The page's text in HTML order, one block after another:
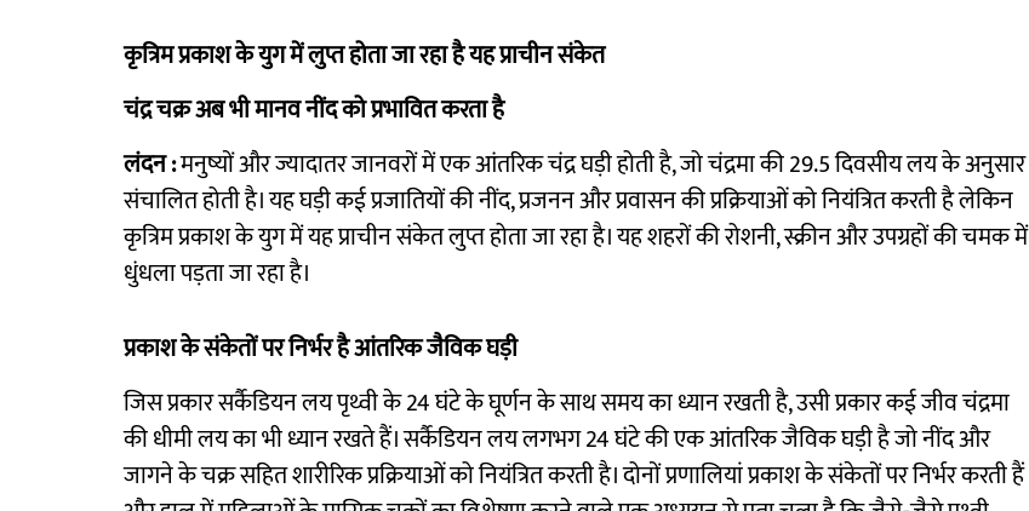
कृत्रिम प्रकाश के युग में लुप्त होता जा रहा है यह प्राचीन संकेत
चंद्र चक्र अब भी मानव नींद को प्रभावित करता है
लंदन :मनुष्यों और ज्यादातर जानवरों में एक आंतरिक चंद्र घड़ी होती है, जो चंद्रमा की 29.5 दिवसीय लय के अनुसार
संचालित होती है। यह घड़ी कई प्रजातियों की नींद, प्रजनन और प्रवासन की प्रक्रियाओं को नियंत्रित करती है लेकिन
कृत्रिम प्रकाश के युग में यह प्राचीन संकेत लुप्त होता जा रहा है। यह शहरों की रोशनी, स्क्रीन और उपग्रहों की चमक में
धुंधला पड़ता जा रहा है।
प्रकाश के संकेतों पर निर्भर है आंतरिक जैविक घड़ी
जिस प्रकार सर्कैडियन लय पृथ्वी के 24 घंटे के घूर्णन के साथ समय का ध्यान रखती है, उसी प्रकार कई जीव चंद्रमा
की धीमी लय का भी ध्यान रखते हैं। सर्कैडियन लय लगभग 24 घंटे की एक आंतरिक जैविक घड़ी है जो नींद और
जागने के चक्र सहित शारीरिक प्रक्रियाओं को नियंत्रित करती है। दोनों प्रणालियां प्रकाश के संकेतों पर निर्भर करती हैं